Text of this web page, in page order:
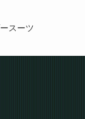
スーツ